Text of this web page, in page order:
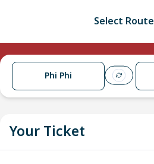
Select Route
Phi Phi
Your Ticket